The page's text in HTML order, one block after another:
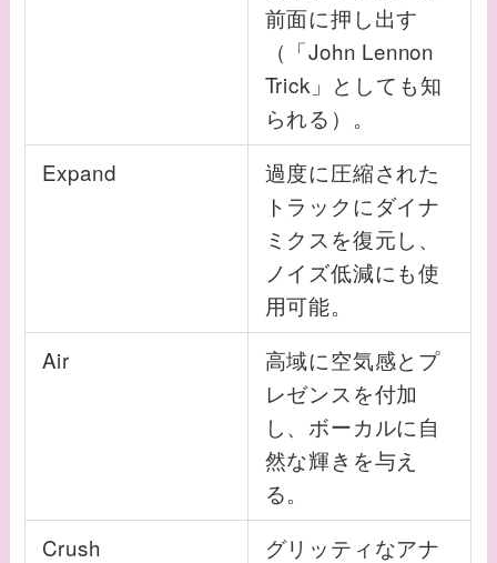
前面に押し出す
（「John Lennon
Trick」としても知
られる）。
Expand
過度に圧縮された
トラックにダイナ
ミクスを復元し、
ノイズ低減にも使
用可能。
Air
高域に空気感とプ
レゼンスを付加
し、ボーカルに自
然な輝きを与え
る。
Crush
グリッティなアナ